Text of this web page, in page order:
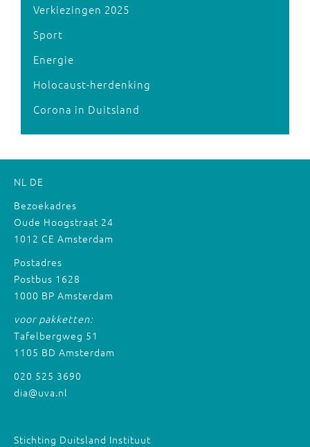
Verkiezingen 2025
Sport
Energie
Holocaust-herdenking
Corona in Duitsland
NL DE
Bezoekadres
Oude Hoogstraat 24
1012 CE Amsterdam
Postadres
Postbus 1628
1000 BP Amsterdam
voor pakketten:
Tafelbergweg 51
1105 BD Amsterdam
020 525 3690
dia@uva.nl
Stichting Duitsland Instituut